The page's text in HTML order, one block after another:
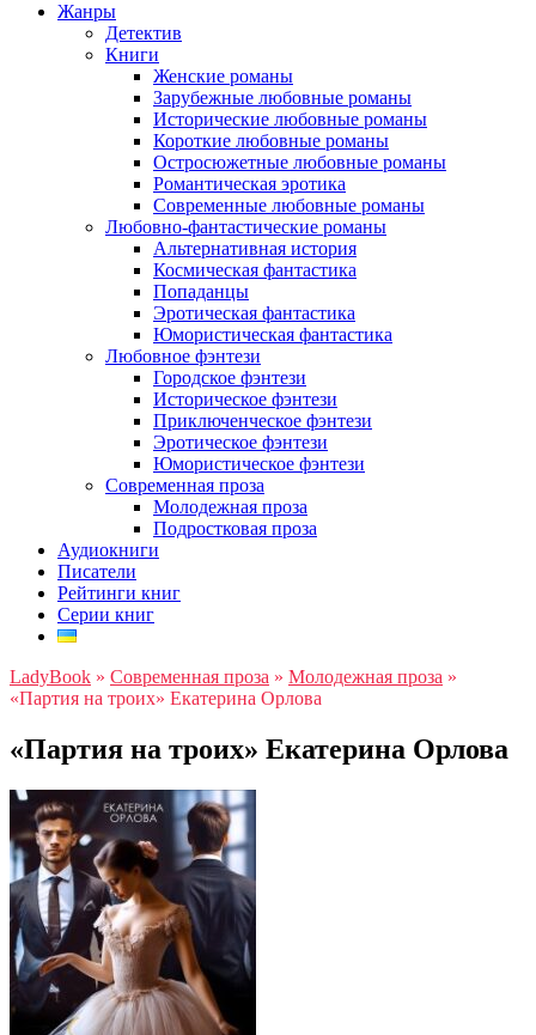
Жанры
Детектив
Книги
Женские романы
Зарубежные любовные романы
Исторические любовные романы
Короткие любовные романы
Остросюжетные любовные романы
Романтическая эротика
Современные любовные романы
Любовно-фантастические романы
Альтернативная история
Космическая фантастика
Попаданцы
Эротическая фантастика
Юмористическая фантастика
Любовное фэнтези
Городское фэнтези
Историческое фэнтези
Приключенческое фэнтези
Эротическое фэнтези
Юмористическое фэнтези
Современная проза
Молодежная проза
Подростковая проза
Аудиокниги
Писатели
Рейтинги книг
Серии книг
LadyBook » Современная проза » Молодежная проза »
«Партия на троих» Екатерина Орлова
«Партия на троих» Екатерина Орлова